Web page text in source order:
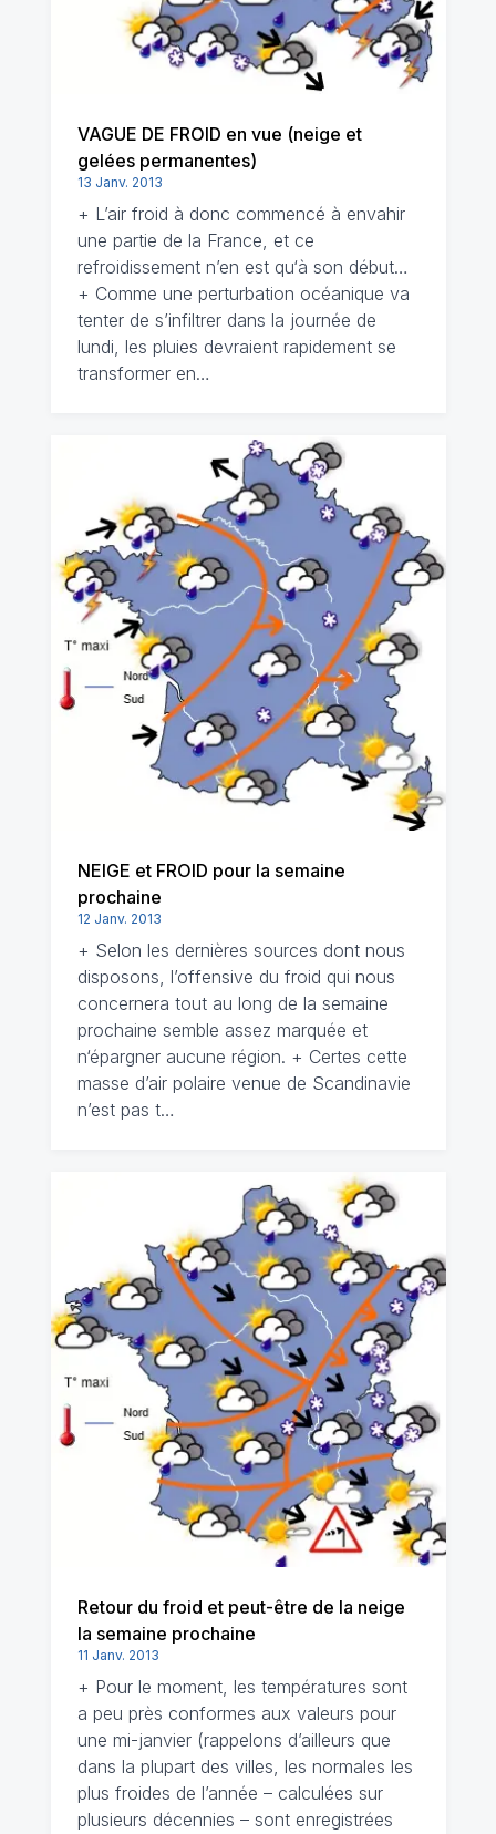
VAGUE DE FROID en vue (neige et
gelées permanentes)
13 Janv. 2013
+ L’air froid à donc commencé à envahir
une partie de la France, et ce
refroidissement n’en est qu‘à son début…
+ Comme une perturbation océanique va
tenter de s’infiltrer dans la journée de
lundi, les pluies devraient rapidement se
transformer en…
NEIGE et FROID pour la semaine
prochaine
12 Janv. 2013
+ Selon les dernières sources dont nous
disposons, l’offensive du froid qui nous
concernera tout au long de la semaine
prochaine semble assez marquée et
n‘épargner aucune région. + Certes cette
masse d’air polaire venue de Scandinavie
n’est pas t…
Retour du froid et peut-être de la neige
la semaine prochaine
11 Janv. 2013
+ Pour le moment, les températures sont
a peu près conformes aux valeurs pour
une mi-janvier (rappelons d’ailleurs que
dans la plupart des villes, les normales les
plus froides de l’année – calculées sur
plusieurs décennies – sont enregistrées